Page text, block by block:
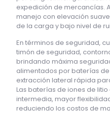
expedición de mercancías.
manejo con elevación
de la carga y bajo nivel de
En términos de seguridad,
timón de seguridad,
brindando máxima
alimentados por baterías
extracción lateral rápida
Las baterías de iones de
intermedia, mayor
reduciendo los costos de